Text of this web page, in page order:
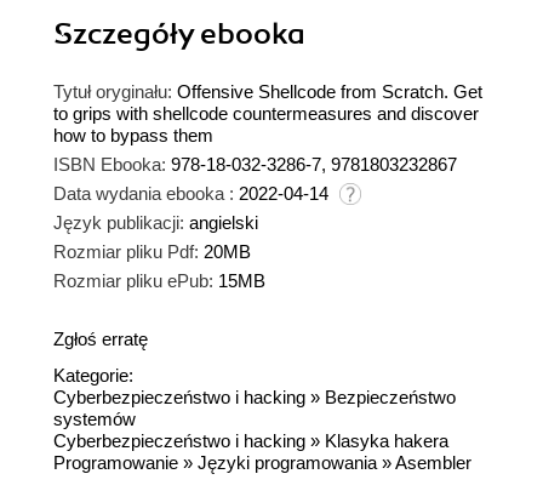
Szczegółyebooka
Tytuł oryginału: Offensive Shellcode from Scratch. Get
to grips with shellcode countermeasures and discover
how to bypass them
ISBN Ebooka: 978-18-032-3286-7, 9781803232867
Data wydania ebooka : 2022-04-14
Język publikacji: angielski
Rozmiar pliku Pdf: 20MB
Rozmiar pliku ePub: 15MB
Zgłoś erratę
Kategorie:
Cyberbezpieczeństwo i hacking » Bezpieczeństwo
systemów
Cyberbezpieczeństwo i hacking » Klasyka hakera
Programowanie » Języki programowania »Asembler